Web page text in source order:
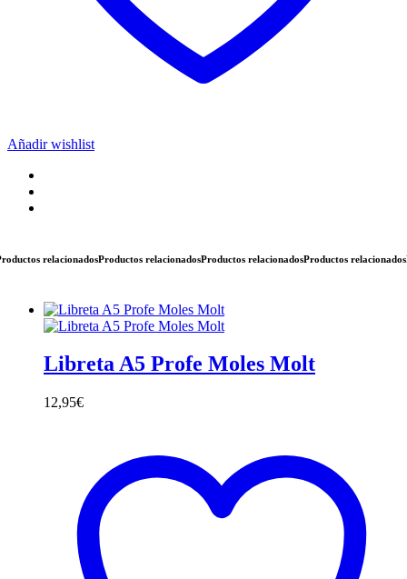
Añadir wishlist
relacionadosProductos relacionadosProductos relacionadosProductos relacionados
Libreta A5 Profe Moles Molt
12,95€